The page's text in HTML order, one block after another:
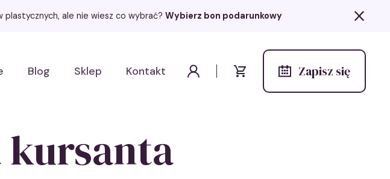
plastycznych, ale nie wiesz co wybrać? Wybierz bon podarunkowy
Blog Sklep Kontakt Moje kontoKoszyk Wydarzenia
Zapisz się
kursanta